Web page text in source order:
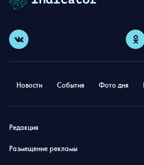
Новости События Фото дня
Редакция
Размещение рекламы